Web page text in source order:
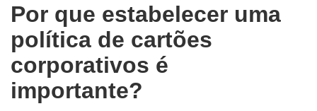
Por que estabelecer uma
política de cartões
corporativos é
importante?